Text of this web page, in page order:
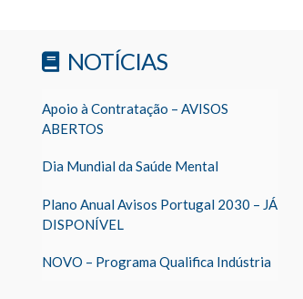
NOTÍCIAS
Apoio à Contratação – AVISOS
ABERTOS
Dia Mundial da Saúde Mental
Plano Anual Avisos Portugal 2030 – JÁ
DISPONÍVEL
NOVO – Programa Qualifica Indústria